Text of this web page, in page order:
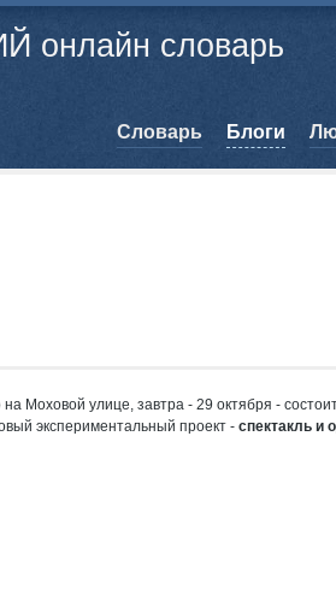
словарь
Cловарь Блоги
Моховой улице, завтра - 29 октября -
экспериментальный проект -спектакль и